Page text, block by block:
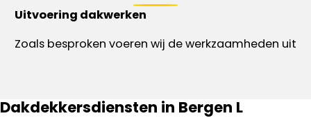
Uitvoering dakwerken
Zoals besproken voeren wij de werkzaamheden uit
Dakdekkersdiensten in Bergen L